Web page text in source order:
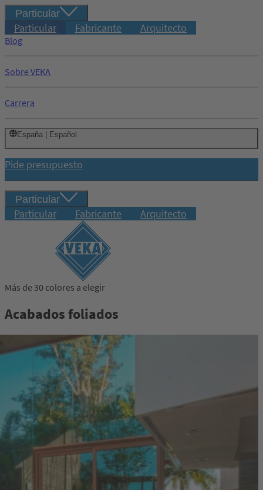
Particular
Particular Fabricante Arquitecto
Blog
Sobre VEKA
Carrera
España | Español
Pide presupuesto
Particular
Particular Fabricante Arquitecto
Más de 30 colores a elegir
Acabados foliados